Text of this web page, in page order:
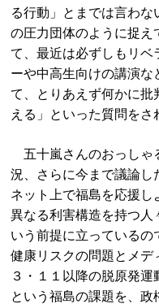
る行動」とまでは言わ
の圧力団体のように捉え
て、最近は必ずしもリベ
ーや中高生向けの講演な
て、とりあえず何かに批
える」といった質問をさ
五十嵐さんのおっしゃ
況、さらに今まで議論し
ネット上で福島を応援し
異なる利害構造を持つ人
いう前提に立っているの
健康リスクの問題とメデ
３・１１以降の脱原発
という福島の課題を、